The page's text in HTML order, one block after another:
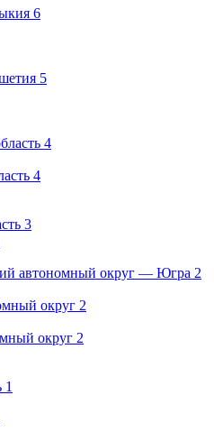
6
5
4
4
3
автономный округ — Югра 2
округ 2
округ 2
1